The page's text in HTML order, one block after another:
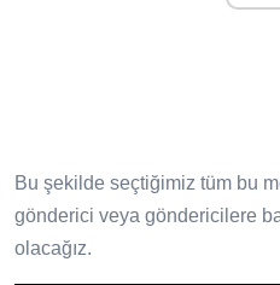
Bu şekilde seçtiğimiz tüm bu
gönderici veya göndericilere
olacağız.